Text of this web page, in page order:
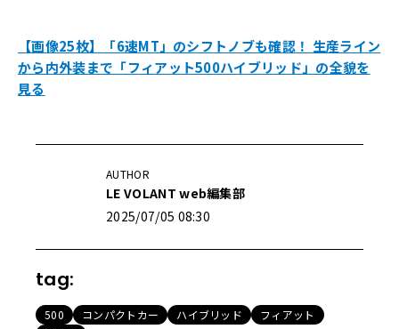
【画像25枚】「6速MT」のシフトノブも確認！ 生産ライン
から内外装まで「フィアット500ハイブリッド」の全貌を
見る
AUTHOR
LE VOLANT web編集部
2025/07/05 08:30
tag:
500 コンパクトカー ハイブリッド
フィアット